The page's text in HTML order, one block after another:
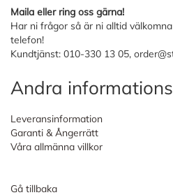
Maila eller ring oss gärna!
Har ni frågor så är ni alltid
telefon!
Kundtjänst: 010-330 13 05,
Andra
Leveransinformation
Garanti & Ångerrätt
Våra allmänna villkor
Gå tillbaka